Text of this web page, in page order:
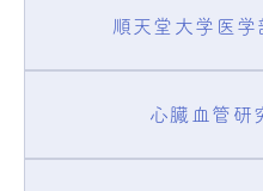
順天堂大学医
心臓血管研